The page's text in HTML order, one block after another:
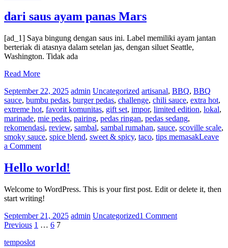
–
Popcorn
Pernah.
dari saus ayam panas Mars
[ad_1] Saya bingung dengan saus ini. Label memiliki ayam jantan
berteriak di atasnya dalam setelan jas, dengan siluet Seattle,
Washington. Tidak ada
Read More
September 22, 2025 admin Uncategorized artisanal, BBQ, BBQ
sauce, bumbu pedas, burger pedas, challenge, chili sauce, extra hot,
extreme hot, favorit komunitas, gift set, impor, limited edition, lokal,
marinade, mie pedas, pairing, pedas ringan, pedas sedang,
rekomendasi, review, sambal, sambal rumahan, sauce, scoville scale,
smoky sauce, spice blend, sweet & spicy, taco, tips memasakLeave
a Commenton
ayam
Mars
Hello world!
Welcome to WordPress. This is your first post. Edit or delete it, then
start writing!
September 21, 2025 admin Uncategorized1 Commenton
Posts
pagination
Previous 1 … 6 7
temposlot